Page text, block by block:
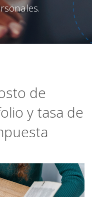
de
y tasa de